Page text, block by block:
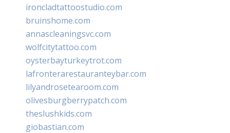
ironcladtattoostudio.com
bruinshome.com
annascleaningsvc.com
wolfcitytattoo.com
oysterbayturkeytrot.com
lafronterarestauranteybar.com
lilyandrosetearoom.com
olivesburgberrypatch.com
theslushkids.com
giobastian.com